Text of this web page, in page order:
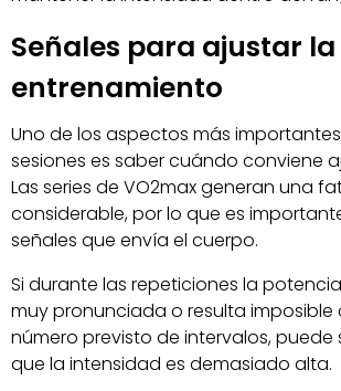
Señales para ajustar
entrenamiento
Uno de los aspectos más
sesiones es saber cuándo conviene
Las series de VO2max generan una
considerable, por lo que es
señales que envía el cuerpo.
Si durante las repeticiones la
muy pronunciada o resulta imposible
número previsto de intervalos, puede
que la intensidad es demasiado alta.